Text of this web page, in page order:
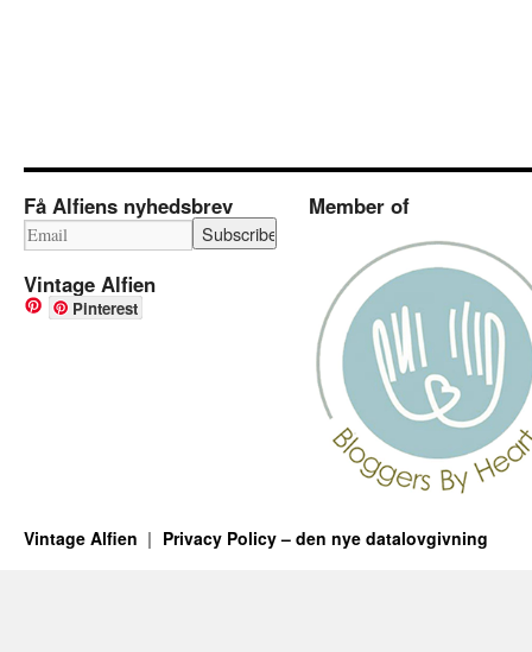
Få Alfiens nyhedsbrev
Vintage Alfien
Pinterest
Member of
Vintage Alfien Privacy Policy – den nye datalovgivning